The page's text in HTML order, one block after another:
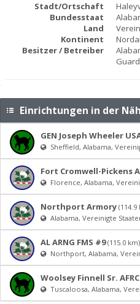
Stadt/Ortschaft
Bundesstaat
Land
Kontinent
Besitzer / Betreiber
Guard
Einrichtungen in der
GEN Joseph Wheeler
Sheffield, Alabama,
Fort Cromwell-Pickens
Florence, Alabama,
Northport Armory (114.9
Alabama, Vereinigte
AL ARNG FMS #9 (115.0 km)
Northport, Alabama,
Woolsey Finnell Sr. AFRC
Tuscaloosa, Alabama,